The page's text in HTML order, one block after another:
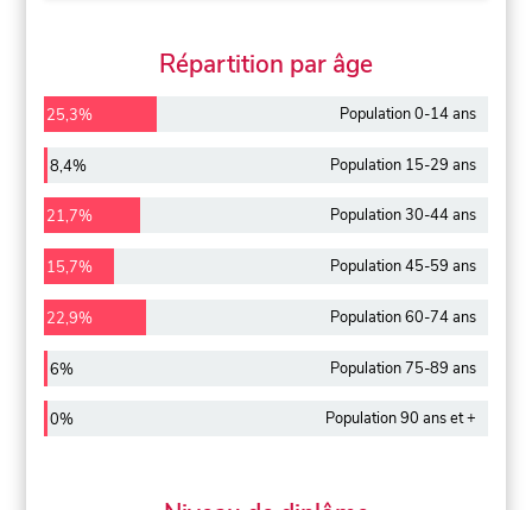
Répartition par âge
25,3% Population 0-14 ans
8,4% Population 15-29 ans
21,7% Population 30-44 ans
15,7% Population 45-59 ans
22,9% Population 60-74 ans
6% Population 75-89 ans
0% Population 90 ans et +